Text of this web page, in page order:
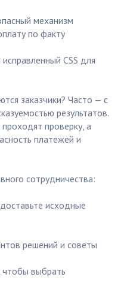
механизм
по факту
CSS для
заказчики? Часто — с
результатов.
проверку, а
платежей и
сотрудничества:
исходные
решений и советы
чтобы выбрать